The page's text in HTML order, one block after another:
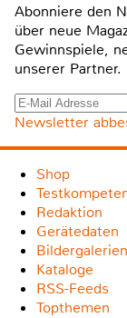
Abonniere den
über neue
Gewinnspiele,
unserer Partner.
Newsletter
Shop
Redaktion
Gerätedaten
Bildergalerien
Kataloge
RSS-Feeds
Topthemen